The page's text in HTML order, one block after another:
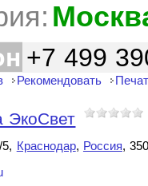
+7 499
Рекомендовать
Краснодар, Россия,